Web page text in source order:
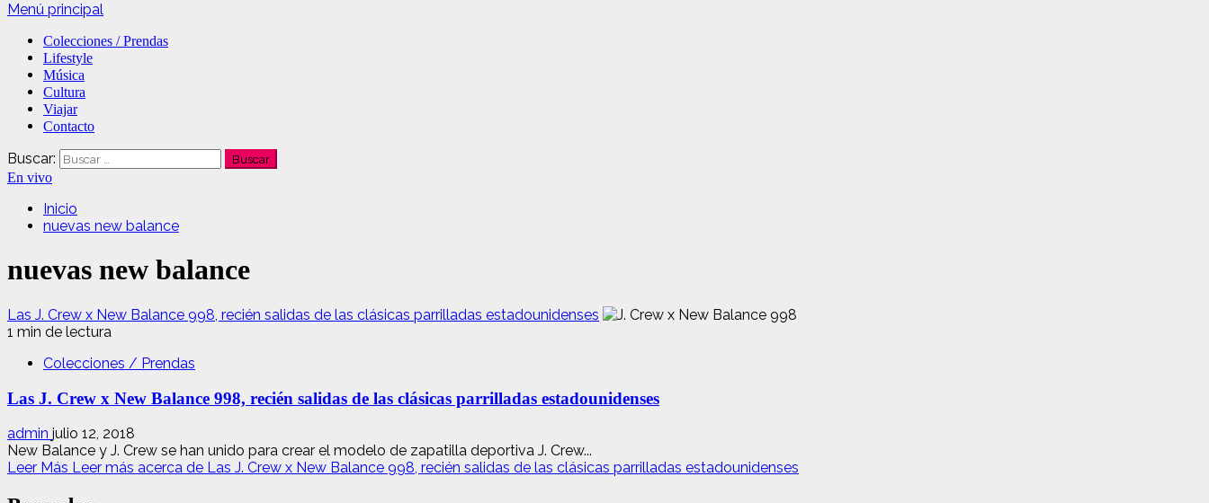
Menú principal
Colecciones / Prendas
Lifestyle
Música
Cultura
Viajar
Contacto
Buscar:
En vivo
Inicio
nuevas new balance
nuevas new balance
Las J. Crew x New Balance 998, recién salidas de las clásicas parrilladas estadounidenses
1 min de lectura
Colecciones / Prendas
Las J. Crew x New Balance 998, recién salidas de las clásicas parrilladas estadounidenses
admin julio 12, 2018
New Balance y J. Crew se han unido para crear el modelo de zapatilla deportiva J. Crew...
Leer Más Leer más acerca de Las J. Crew x New Balance 998, recién salidas de las clásicas parrilladas estadounidenses